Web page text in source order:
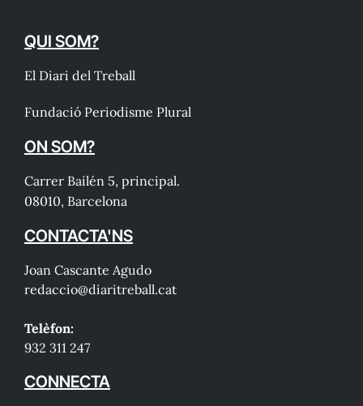
QUI SOM?
El Diari del Treball
Fundació Periodisme Plural
ON SOM?
Carrer Bailén 5, principal.
08010, Barcelona
CONTACTA'NS
Joan Cascante Agudo
redaccio@diaritreball.cat
Telèfon:
932 311 247
CONNECTA